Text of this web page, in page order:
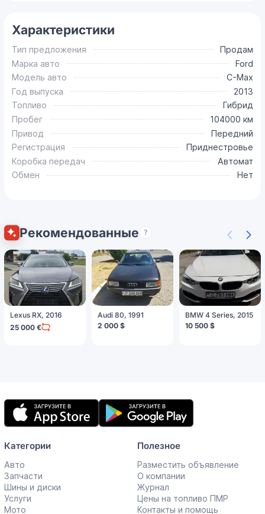
Характеристики
Тип предложения
Продам
Марка авто
Ford
Модель авто
C-Max
Год выпуска
2013
Топливо
Гибрид
Пробег
104000 км
Привод
Передний
Регистрация
Приднестровье
Коробка передач
Автомат
Обмен
Нет
Рекомендованные ?
Lexus RX, 2016
25 000 €
Audi 80, 1991
2 000 $
BMW 4 Series, 2015
10 500 $
Мобильное
приложение
Категории
Авто
Запчасти
Шины и диски
Услуги
Мото
Полезное
Разместить объявление
О компании
Журнал
Цены на топливо ПМР
Контакты и помощь